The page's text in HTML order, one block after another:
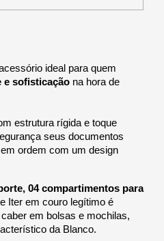
ideal para quem
e sofisticação na hora de
estrutura rígida e toque
seus documentos
ordem com um design
04 compartimentos para
Iter em couro legítimo é
em bolsas e mochilas,
da Blanco.